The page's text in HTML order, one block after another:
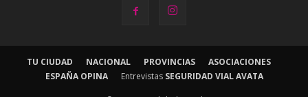
TU CIUDAD NACIONAL PROVINCIAS
ASOCIACIONES
ESPAÑA OPINA
Entrevistas SEGURIDAD VIAL AVATA